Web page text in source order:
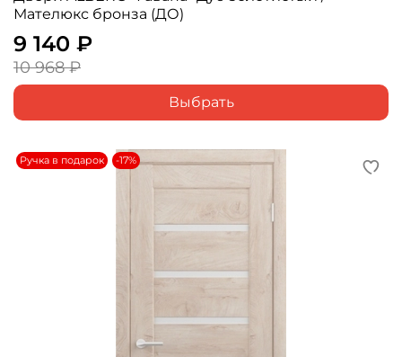
Мателюкс бронза (ДО)
9 140 ₽
10 968 ₽
Выбрать
Ручка в подарок -17%